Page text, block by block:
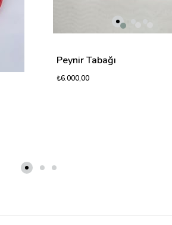
Peynir Tabağı
₺6.000,00